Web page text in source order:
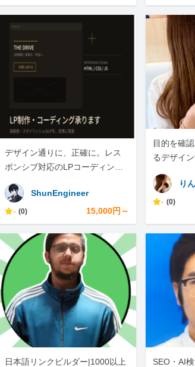
デザイン通りに、正確に。レス
ポンシブ対応のLPコーディング
ShunEngineer
- (0) 15,000円～
目的を確
るデザイ
り
- (0)
日本語リンクビルダー|1000以上
SEO・AI